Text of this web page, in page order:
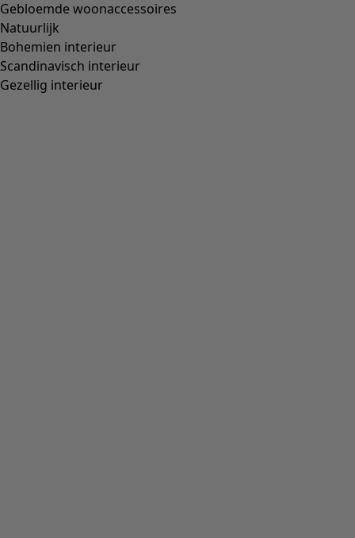
Gebloemde woonaccessoires
Natuurlijk
Bohemien interieur
Scandinavisch interieur
Gezellig interieur